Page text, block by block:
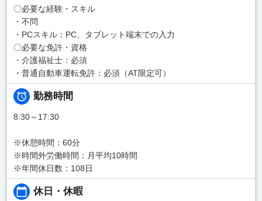
〇必要な経験・スキル
・不問
・PCスキル：PC、タブレット端末での入力
〇必要な免許・資格
・介護福祉士：必須
・普通自動車運転免許：必須（AT限定可）
勤務時間
8:30～17:30
※休憩時間：60分
※時間外労働時間：月平均10時間
※年間休日数：108日
休日・休暇